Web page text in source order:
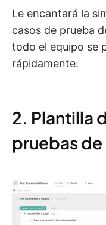
Le encantará la
casos de prueba
todo el equipo se
rápidamente.
2. Plantilla
pruebas